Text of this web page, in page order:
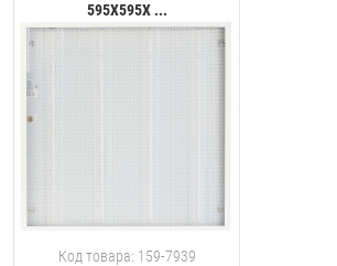
595Х595Х ...
Код товара: 159-7939